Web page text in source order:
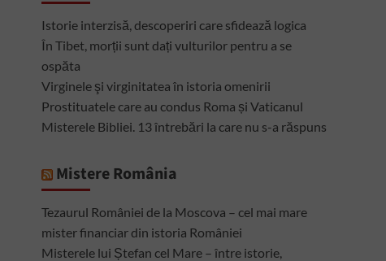
Istorie interzisă, descoperiri care sfidează logica
În Tibet, morții sunt dați vulturilor pentru a se
ospăta
Virginele şi virginitatea în istoria omenirii
Prostituatele care au condus Roma și Vaticanul
Misterele Bibliei. 13 întrebări la care nu s-a răspuns
Mistere România
Tezaurul României de la Moscova – cel mai mare
mister financiar din istoria României
Misterele lui Ștefan cel Mare – între istorie,